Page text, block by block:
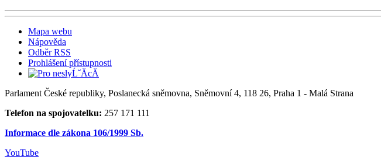
Mapa webu
Nápověda
Odběr RSS
Prohlášení přístupnosti
Parlament České republiky, Poslanecká sněmovna, Sněmovní 4, 118 26, Praha 1 - Malá Strana
Telefon na spojovatelku: 257 171 111
Informace dle zákona 106/1999 Sb.
YouTube